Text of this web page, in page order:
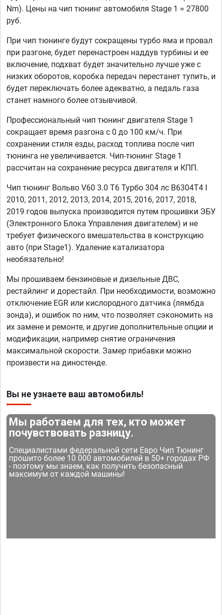
Nm). Цены на чип тюнинг автомобиля Stage 1 = 27800
руб.
При чип тюнинге будут сокращены турбо яма и провал
при разгоне, будет перенастроен наддув турбины и ее
включение, подхват будет значительно лучше уже с
низких оборотов, коробка передач перестанет тупить, и
будет переключать более адекватно, а педаль газа
станет намного более отзывчивой.
Профессиональный чип тюнинг двигателя Stage 1
сокращает время разгона с 0 до 100 км/ч. При
сохранении стиля езды, расход топлива после чип
тюнинга не увеличивается. Чип-тюнинг Stage 1
рассчитан на сохранение ресурса двигателя и КПП.
Чип тюнинг Вольво V60 3.0 T6 Турбо 304 лс B6304T4 I
2010, 2011, 2012, 2013, 2014, 2015, 2016, 2017, 2018,
2019 годов выпуска производится путем прошивки ЭБУ
(Электронного Блока Управления двигателем) и не
требует физического вмешательства в конструкцию
авто (при Stage1). Удаление катализатора
необязательно!
Мы прошиваем бензиновые и дизельные ДВС,
рестайлинг и дорестайл. При необходимости, возможно
отключение EGR или кислородного датчика (лямбда
зонда), и ошибок по ним, что позволяет сэкономить на
их замене и ремонте, и другие дополнительные опции и
модификации, например снятие ограничения
максимальной скорости. Замер прибавки можно
произвести на диностенде.
Вы не узнаете ваш автомобиль!
Мы работаем для тех, кто может
почувствовать разницу.
Специалистами федеральной сети Евро Чип Тюнинг
прошито более 10 000 автомобилей в 50+ городах РФ
- поэтому мы знаем, как получить безопасный
максимум от каждой машины!